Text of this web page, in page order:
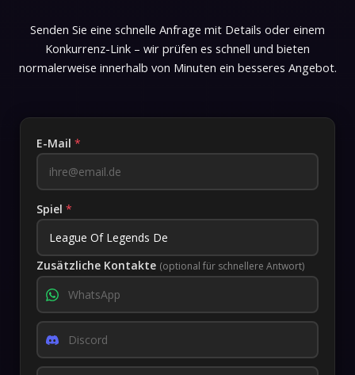
Senden Sie eine schnelle Anfrage mit Details oder einem
Konkurrenz-Link – wir prüfen es schnell und bieten
normalerweise innerhalb von Minuten ein besseres Angebot.
E-Mail *
Spiel *
Zusätzliche Kontakte (optional für schnellere Antwort)